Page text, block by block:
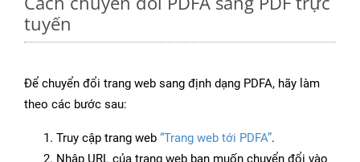
tuyến
Để chuyển đổi trang web sang định dạng PDFA, hãy làm
theo các bước sau:
Truy cập trang web “Trang web tới PDFA”.
Nhập URL của trang web bạn muốn chuyển đổi vào